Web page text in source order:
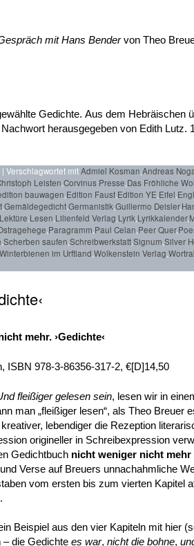
mit Hans Bendervon Theo
Gedichte. Aus dem Hebräischen
herausgegeben von Edith Lutz.
| Verschlagwortet mitAdmiel Kosman,Andreas
Leisten,Corvinus Presse,Das Fröhliche
bauwagen,Edition Faust,Edition YE,Eifel,
,Gemäldegedicht,Germanistik,Guillermo Deisler,
Lektüre,Lesen,Lilienfeld Verlag,Lyrik,Lyrikkalender,
,Paragramm,Paul Celan,Peer Quer,
,Scherben saufen,Schreibwerkstatt,Signum,Silver
Winterbienen im Urftland,Wolkenstein Verlag,
mehr. ›Gedichte‹
ISBN 978-3-86356-317-2, €[D]14,50
fleißiger gelesen sein, lesen wir in
man „fleißiger lesen“, als Theo Breuer
lebendiger die Rezeption
origineller in Schreibexpression
Gedichtbuch nicht weniger nicht mehr
Verse auf Breuers unnachahmliche
vom ersten bis zum vierten Kapitel
Beispiel aus den vier Kapiteln mit hier
– die Gedichte es war, nicht die bohne,